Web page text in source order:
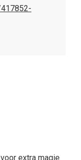
extra magie